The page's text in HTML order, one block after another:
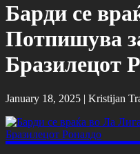
Барди се
Потпишува
Бразилецот
January 18, 2025 | Kristijan